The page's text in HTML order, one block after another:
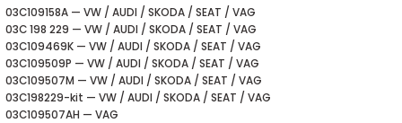
2014
2018
2022
2009
2015
2018-2023
2005
03C109158A — VW / AUDI / SKODA / SEAT / VAG
03C 198 229 — VW / AUDI / SKODA / SEAT / VAG
03C109469K — VW / AUDI / SKODA / SEAT / VAG
03C109509P — VW / AUDI / SKODA / SEAT / VAG
03C109507M — VW / AUDI / SKODA / SEAT / VAG
03C198229-kit — VW / AUDI / SKODA / SEAT / VAG
03C109507AH — VAG